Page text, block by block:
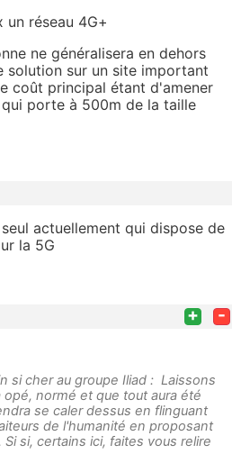
un réseau 4G+
ne généralisera en dehors
solution sur un site important
coût principal étant d'amener
porte à 500m de la taille
actuellement qui dispose de
la 5G
+ -
si cher au groupe Iliad : Laissons
normé et que tout aura été
se caler dessus en flinguant
de l'humanité en proposant
si, certains ici, faites vous relire